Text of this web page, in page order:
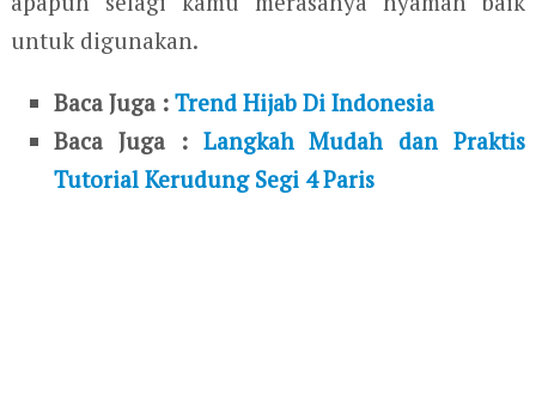
untuk digunakan.
Baca Juga :Trend Hijab Di Indonesia
Baca Juga : Langkah Mudah dan Praktis
Tutorial Kerudung Segi 4 Paris